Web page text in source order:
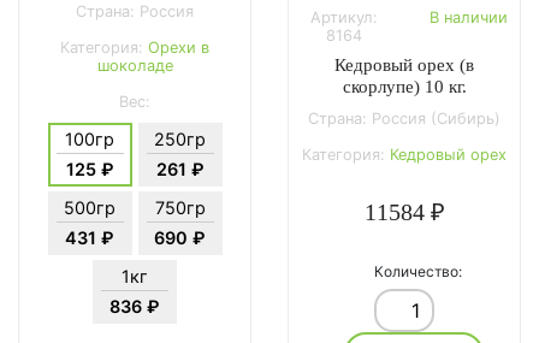
Страна: Россия
Категория: Орехи в
шоколаде
Вес:
100гр
125 ₽
250гр
261 ₽
500гр
431 ₽
750гр
690 ₽
1кг
836 ₽
Артикул:
8164
В наличии
Кедровый орех (в
скорлупе) 10 кг.
Страна: Россия (Сибирь)
Категория: Кедровый орех
11584 ₽
Количество: